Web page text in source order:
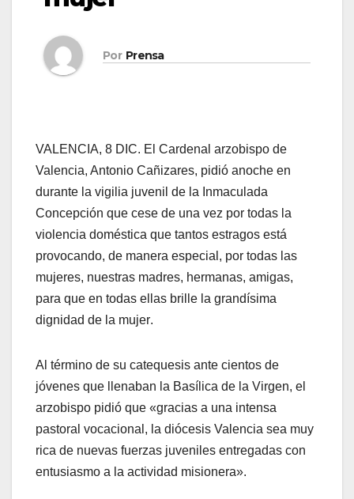
Por Prensa
VALENCIA, 8 DIC. El Cardenal arzobispo de
Valencia, Antonio Cañizares, pidió anoche en
durante la vigilia juvenil de la Inmaculada
Concepción que cese de una vez por todas la
violencia doméstica que tantos estragos está
provocando, de manera especial, por todas las
mujeres, nuestras madres, hermanas, amigas,
para que en todas ellas brille la grandísima
dignidad de la mujer.
Al término de su catequesis ante cientos de
jóvenes que llenaban la Basílica de la Virgen, el
arzobispo pidió que «gracias a una intensa
pastoral vocacional, la diócesis Valencia sea muy
rica de nuevas fuerzas juveniles entregadas con
entusiasmo a la actividad misionera».